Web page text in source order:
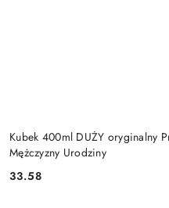
Kubek 400ml DUŻY oryginalny
Mężczyzny Urodziny
Cena:
33.58